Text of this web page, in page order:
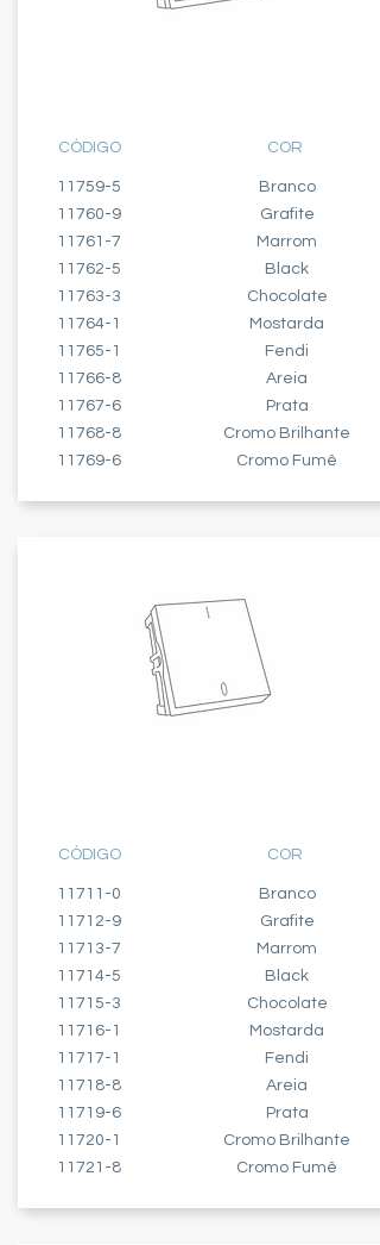
CÓDIGO
11759-5
11760-9
11761-7
11762-5
11763-3
11764-1
11765-1
11766-8
11767-6
11768-8
11769-6
COR
Branco
Grafite
Marrom
Black
Chocolate
Mostarda
Fendi
Areia
Prata
Cromo Brilhante
Cromo Fumê
CÓDIGO
11711-0
11712-9
11713-7
11714-5
11715-3
11716-1
11717-1
11718-8
11719-6
11720-1
11721-8
COR
Branco
Grafite
Marrom
Black
Chocolate
Mostarda
Fendi
Areia
Prata
Cromo Brilhante
Cromo Fumê